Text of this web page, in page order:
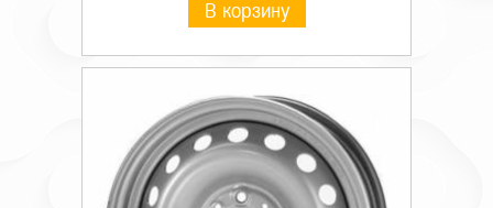
В корзину